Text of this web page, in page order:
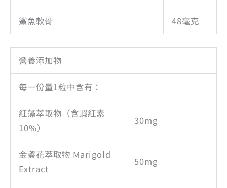
鯊魚軟骨 48毫克
營養添加物
每一份量1粒中含有：
紅藻萃取物（含蝦紅素
10%）
30mg
金盞花萃取物 Marigold
Extract
50mg